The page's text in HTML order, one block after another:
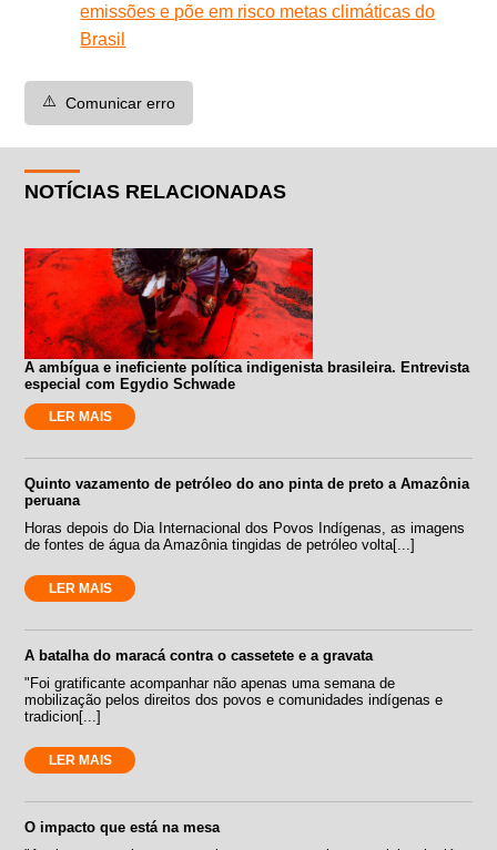
emissões e põe em risco metas climáticas do
Brasil
⚠️ Comunicar erro
NOTÍCIAS RELACIONADAS
A ambígua e ineficiente política indigenista brasileira. Entrevista
especial com Egydio Schwade
LER MAIS
Quinto vazamento de petróleo do ano pinta de preto a Amazônia
peruana
Horas depois do Dia Internacional dos Povos Indígenas, as imagens
de fontes de água da Amazônia tingidas de petróleo volta[...]
LER MAIS
A batalha do maracá contra o cassetete e a gravata
"Foi gratificante acompanhar não apenas uma semana de
mobilização pelos direitos dos povos e comunidades indígenas e
tradicion[...]
LER MAIS
O impacto que está na mesa